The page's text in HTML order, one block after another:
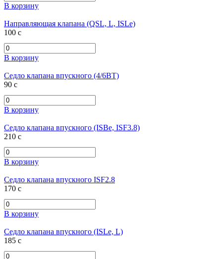
В корзину
Направляющая клапана (QSL, L, ISLe)
100 c
В корзину
Седло клапана впускного (4/6ВТ)
90 c
В корзину
Седло клапана впускного (ISBe, ISF3.8)
210 c
В корзину
Седло клапана впускного ISF2.8
170 c
В корзину
Седло клапана впускного (ISLe, L)
185 c